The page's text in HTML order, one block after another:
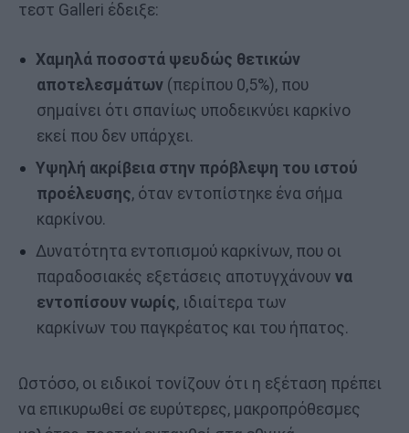
τεστ Galleri έδειξε:
Χαμηλά ποσοστά ψευδώς θετικών
αποτελεσμάτων(περίπου 0,5%), που
σημαίνει ότι σπανίως υποδεικνύει καρκίνο
εκεί που δεν υπάρχει.
Υψηλή ακρίβεια στην πρόβλεψη του ιστού
προέλευσης, όταν εντοπίστηκε ένα σήμα
καρκίνου.
Δυνατότητα εντοπισμού καρκίνων, που οι
παραδοσιακές εξετάσεις αποτυγχάνουν να
εντοπίσουν νωρίς, ιδιαίτερα των
καρκίνων του παγκρέατος και του ήπατος.
Ωστόσο, οι ειδικοί τονίζουν ότι η εξέταση πρέπει
να επικυρωθεί σε ευρύτερες, μακροπρόθεσμες